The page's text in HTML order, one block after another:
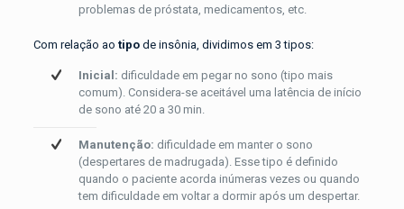
problemas de próstata, medicamentos, etc.
Com relação ao tipode insônia, dividimos em 3 tipos:
Inicial: dificuldade em pegar no sono (tipo mais
comum). Considera-se aceitável uma latência de início
de sono até 20 a 30 min.
Manutenção: dificuldade em manter o sono
(despertares de madrugada). Esse tipo é definido
quando o paciente acorda inúmeras vezes ou quando
tem dificuldade em voltar a dormir após um despertar.